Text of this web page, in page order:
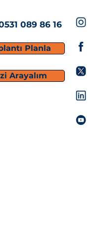
Arayalım
Planla
089 86 16